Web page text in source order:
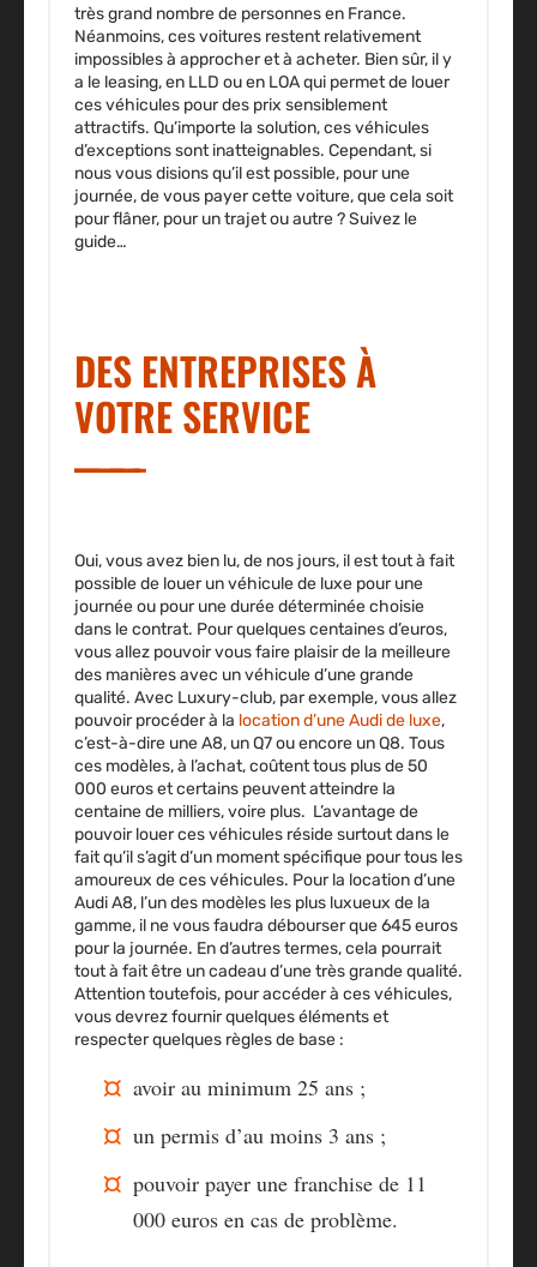
très grand nombre de personnes en France.
Néanmoins, ces voitures restent relativement
impossibles à approcher et à acheter. Bien sûr, il y
a le leasing, en LLD ou en LOA qui permet de louer
ces véhicules pour des prix sensiblement
attractifs. Qu’importe la solution, ces véhicules
d’exceptions sont inatteignables. Cependant, si
nous vous disions qu’il est possible, pour une
journée, de vous payer cette voiture, que cela soit
pour flâner, pour un trajet ou autre ? Suivez le
guide…
DES ENTREPRISES À
VOTRE SERVICE
Oui, vous avez bien lu, de nos jours, il est tout à fait
possible de louer un véhicule de luxe pour une
journée ou pour une durée déterminée choisie
dans le contrat. Pour quelques centaines d’euros,
vous allez pouvoir vous faire plaisir de la meilleure
des manières avec un véhicule d’une grande
qualité. Avec Luxury-club, par exemple, vous allez
pouvoir procéder à la location d’une Audi de luxe,
c’est-à-dire une A8, un Q7 ou encore un Q8. Tous
ces modèles, à l’achat, coûtent tous plus de 50
000 euros et certains peuvent atteindre la
centaine de milliers, voire plus. L’avantage de
pouvoir louer ces véhicules réside surtout dans le
fait qu’il s’agit d’un moment spécifique pour tous les
amoureux de ces véhicules. Pour la location d’une
Audi A8, l’un des modèles les plus luxueux de la
gamme, il ne vous faudra débourser que 645 euros
pour la journée. En d’autres termes, cela pourrait
tout à fait être un cadeau d’une très grande qualité.
Attention toutefois, pour accéder à ces véhicules,
vous devrez fournir quelques éléments et
respecter quelques règles de base :
avoir au minimum 25 ans ;
un permis d’au moins 3 ans ;
pouvoir payer une franchise de 11
000 euros en cas de problème.